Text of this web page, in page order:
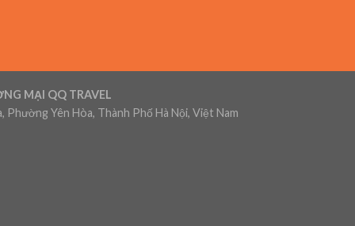
MẠI QQ TRAVEL
Phường Yên Hòa, Thành Phố Hà Nội, Việt Nam